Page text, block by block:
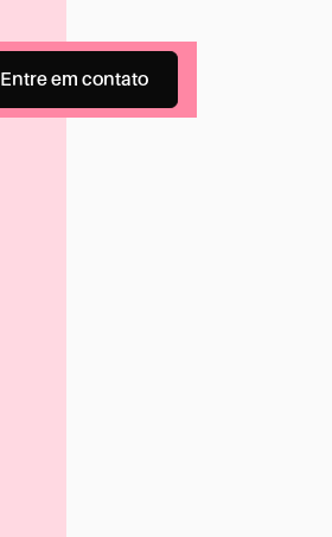
Entre em contato